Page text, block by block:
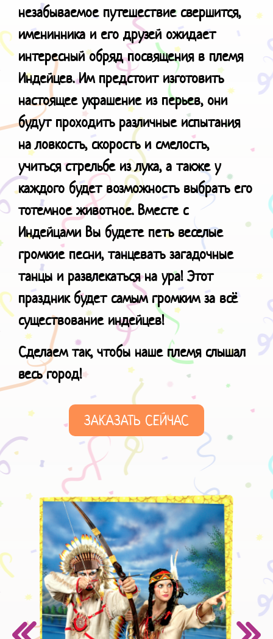
незабываемое путешествие свершится,
именинника и его друзей ожидает
интересный обряд посвящения в племя
Индейцев. Им предстоит изготовить
настоящее украшение из перьев, они
будут проходить различные испытания
на ловкость, скорость и смелость,
учиться стрельбе из лука, а также у
каждого будет возможность выбрать его
тотемное животное. Вместе с
Индейцами Вы будете петь веселые
громкие песни, танцевать загадочные
танцы и развлекаться на ура! Этот
праздник будет самым громким за всё
существование индейцев!
Сделаем так, чтобы наше племя слышал
весь город!
ЗАКАЗАТЬ СЕЙЧАС